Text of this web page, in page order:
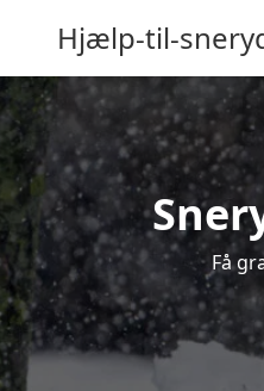
Hjælp-til-
Få